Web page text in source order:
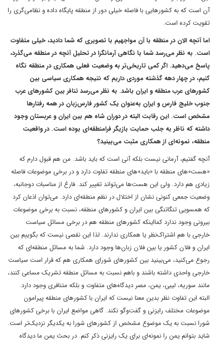
آن است که به کشورهایی با فاصله خیلی دور از منطقه پایگاه داده و نظامی‌گری را
تقویت کرده است.
اما آنچه الان در منطقه با آن مواجهیم با تصویری که شما دادید، خیلی متفاوت
است. به نظر می‌رسد شما با نگاهی آرمانگرا در تحلیل آنچه در منطقه می‌گذرد،
پاسخ می‌دهید. اگر کمی تاریخی‌تر به وضعیت فعلی همکاری در منطقه نگاه
کنیم، در چهار دهه گذشته موردی داریم که نتیجه همکاری سیاسی بین
کشورهای عرب منطقه و ایران باشد. به نظر می‌‌رسد تنافر بین کشورهای عرب
جنوب خلیج فارس و ایران به‌عنوان یک کشور فارس‌زبان در همه رفتارها
مشخص است. این رقابت البته در دوران شاه هم بین ایران و عربستان وجود
داشته که ناظر به جلب حمایت بازیگر فرامنطقه‌ای بوده است. در واقعیت
منطقه، نمونه‌ای از همکاری مثبت می‌بینید؟
آنچه گفتیم، آرمانی نیست‌ بلکه آنی است که باید باشد. من هم قبول دارم که
«هست»های منطقه با «باید»های منطقه تفاوت دارد و در برخی موضوعات فاصله
زیادی هم دارد. ولی این هست‌ها می‌تواند تغییر کند. فارغ از مناسبات دوجانبه،
وضعیت جمعی کنونی نشان از اختلال در نظم منطقه‌ای دارد. می‌توان اذعان کرد
که همسویی تنگاتنگی بین ایران و کشورهای منطقه، نسبت به برخی موضوعات
بیرونی وجود ندارد‌ کما‌اینکه کشورهای منطقه هم در برخی مسائل سیاست
خارجی با هم اشتراک‌نظر یا همکاری ندارند. لذا این نقصی نیست که بگوییم بین
ایران و فلان کشور یا بین فلان زبان‌ها وجود دارد. شما به مسائل منطقه‌ای که
رجوع می‌کنید، می‌بینید بین کشورهای شورای همکاری هم که قرار است سیاست
خارجی واحدی داشته باشند و با‌هم نسبت به مسائل منطقه تشریک مساعی کنند،
مانند سوریه، لیبی، یمن، مصر دیدگاه‌های متفاوت و بلکه متنافری وجود دارد.
البته این تفاوت نظر بدین معنا نیست که ایران با کشورهای منطقه پیرامون
موضوعات مختلف رایزنی و گفت‌وگو نکند. گاهی مواضع ایران با برخی کشورهای
شورا نسبت به یک موضوع مشخص از کشورهای شورا به یکدیگر نزدیک‌تر است.
شاید بتوانم یمن را نمونه‌ای برای یک رایزنی ذکر کنم. در بحث یمن ما دیدگاه